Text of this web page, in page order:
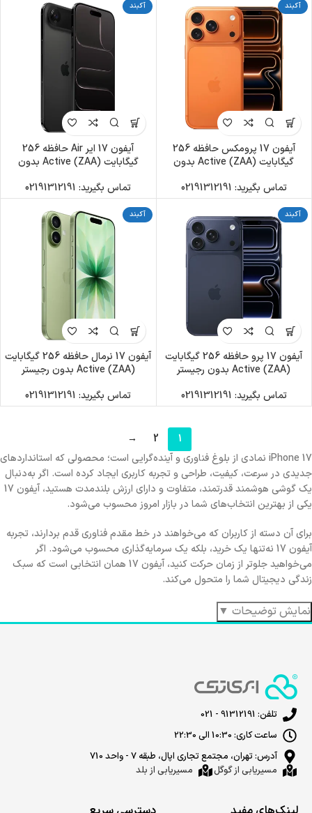
آکبند
آیفون 17 پرومکس حافظه 256
گیگابایت (ZAA) Active بدون
تماس بگیرید: 02191312191
آکبند
آیفون 17 ایر Air حافظه 256
گیگابایت (ZAA) Active بدون
تماس بگیرید: 02191312191
آکبند
آیفون 17 پرو حافظه 256 گیگابایت
(ZAA) Active بدون رجیستر
تماس بگیرید: 02191312191
آکبند
آیفون 17 نرمال حافظه 256 گیگابایت
(ZAA) Active بدون رجیستر
تماس بگیرید: 02191312191
1
2
→
iPhone 17 نمادی از بلوغ فناوری و آینده‌گرایی است؛ محصولی که استانداردهای
جدیدی در سرعت، کیفیت، طراحی و تجربه کاربری ایجاد کرده است. اگر به‌دنبال
یک گوشی هوشمند قدرتمند، متفاوت و دارای ارزش بلندمدت هستید، آیفون 17
یکی از بهترین انتخاب‌های شما در بازار امروز محسوب می‌شود.
برای آن دسته از کاربران که می‌خواهند در خط مقدم فناوری قدم بردارند، تجربه
آیفون 17 نه‌تنها یک خرید، بلکه یک سرمایه‌گذاری محسوب می‌شود. اگر
می‌خواهید جلوتر از زمان حرکت کنید، آیفون 17 همان انتخابی است که سبک
زندگی دیجیتال شما را متحول می‌کند.
نمایش توضیحات ▼
تلفن: 91312191 - 021
ساعت کاری: 10:30 الی 22:30
آدرس: تهران، مجتمع تجاری اپال، طبقه 7 - واحد 710
مسیریابی از گوگل
مسیریابی از بلد